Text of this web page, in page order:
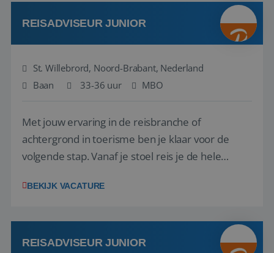
klanten te overtuigen om die droomreis te
boeken! ...
REISADVISEUR JUNIOR
St. Willebrord, Noord-Brabant, Nederland
Baan
33-36 uur MBO
Met jouw ervaring in de reisbranche of
achtergrond in toerisme ben je klaar voor de
volgende stap. Vanaf je stoel reis je de hele
wensen van je team, je klant en wat er in de
klanten te overtuigen om die droomreis te
boeken! ...
BEKIJK VACATURE
REISADVISEUR JUNIOR